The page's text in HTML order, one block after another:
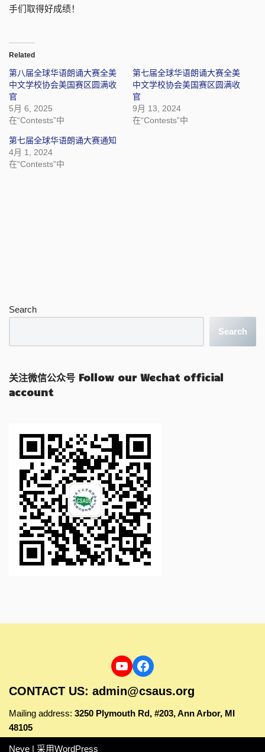
手们取得好成绩！
Related
第八届全球华语朗诵大赛全美
中文学校协会美国赛区圆满收
官
5月 6, 2025
在“Contests”中
第七届全球华语朗诵大赛全美
中文学校协会美国赛区圆满收
官
9月 13, 2024
在“Contests”中
第七届全球华语朗诵大赛通知
4月 1, 2024
在“Contests”中
Search
Search
关注微信公众号 Follow our Wechat official
account
CONTACT US: admin@csaus.org
Mailing address: 3250 Plymouth Rd, #203, Ann Arbor, MI
48105
Neve | 采用WordPress